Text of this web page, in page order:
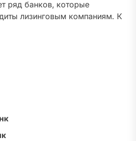
ряд банков‚ которые
лизинговым компаниям. К